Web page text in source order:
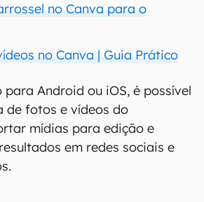
no Canva para o
no Canva | Guia Prático
Android ou iOS, é possível
de fotos e vídeos do
mídias para edição e
em redes sociais e